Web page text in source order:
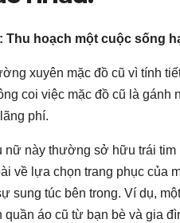
Thu hoạch một cuộc sống
xuyên mặc đồ cũ vì tính
coi việc mặc đồ cũ là gánh
phí.
này thường sở hữu trái tim
về lựa chọn trang phục của
sung túc bên trong. Ví dụ,
quần áo cũ từ bạn bè và gia